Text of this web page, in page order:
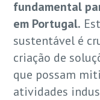
fundamental
em Portugal.
sustentável é
criação de
que possam
atividades